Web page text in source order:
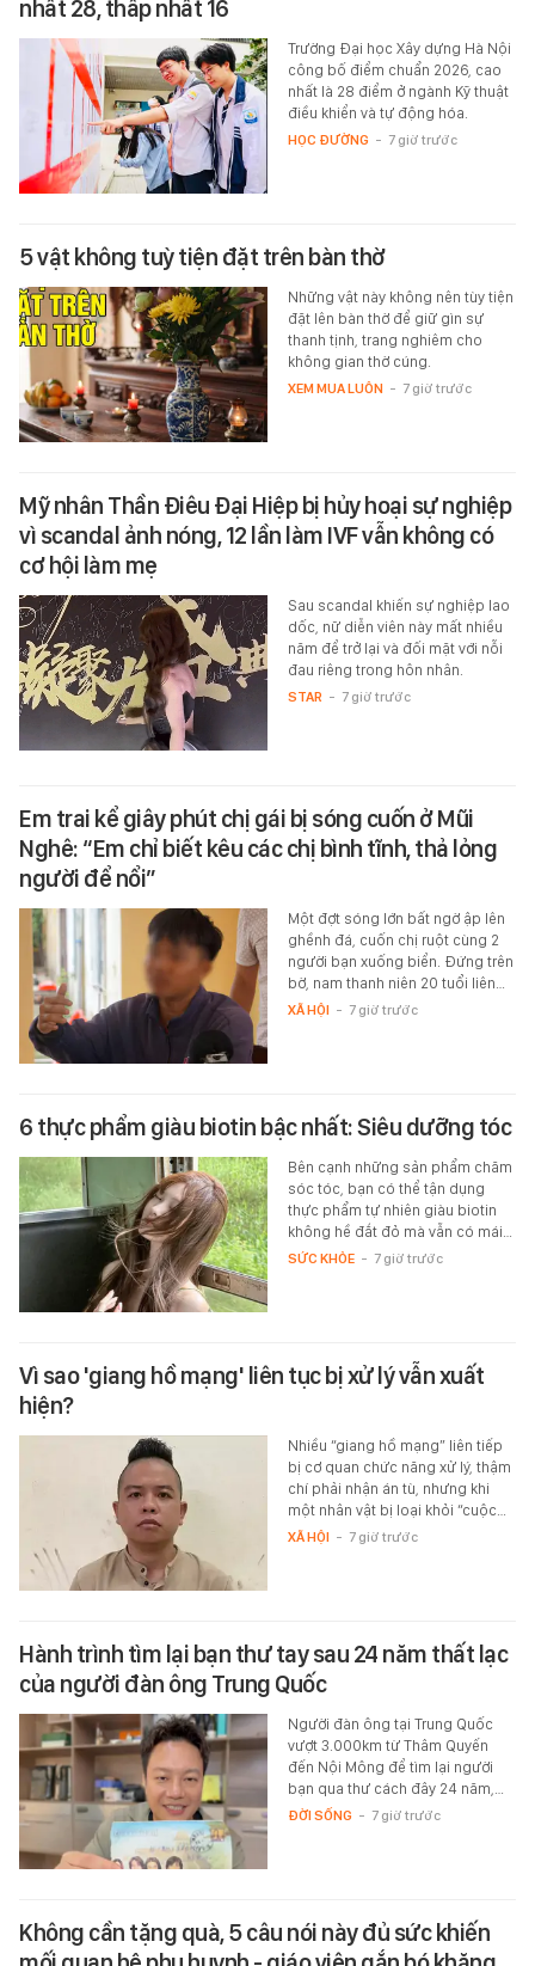
nhất 28, thấp nhất 16
Trường Đại học Xây dựng Hà Nội
công bố điểm chuẩn 2026, cao
nhất là 28 điểm ở ngành Kỹ thuật
điều khiển và tự động hóa.
HỌC ĐƯỜNG - 7 giờ trước
5 vật không tuỳ tiện đặt trên bàn thờ
Những vật này không nên tùy tiện
đặt lên bàn thờ để giữ gìn sự
thanh tịnh, trang nghiêm cho
không gian thờ cúng.
XEM MUA LUÔN - 7 giờ trước
Mỹ nhân Thần Điêu Đại Hiệp bị hủy hoại sự nghiệp
vì scandal ảnh nóng, 12 lần làm IVF vẫn không có
cơ hội làm mẹ
Sau scandal khiến sự nghiệp lao
dốc, nữ diễn viên này mất nhiều
năm để trở lại và đối mặt với nỗi
đau riêng trong hôn nhân.
STAR - 7 giờ trước
Em trai kể giây phút chị gái bị sóng cuốn ở Mũi
Nghê: “Em chỉ biết kêu các chị bình tĩnh, thả lỏng
người để nổi”
Một đợt sóng lớn bất ngờ ập lên
ghềnh đá, cuốn chị ruột cùng 2
người bạn xuống biển. Đứng trên
bờ, nam thanh niên 20 tuổi liên…
XÃ HỘI - 7 giờ trước
6 thực phẩm giàu biotin bậc nhất: Siêu dưỡng tóc
Bên cạnh những sản phẩm chăm
sóc tóc, bạn có thể tận dụng
thực phẩm tự nhiên giàu biotin
không hề đắt đỏ mà vẫn có mái…
SỨC KHỎE - 7 giờ trước
Vì sao 'giang hồ mạng' liên tục bị xử lý vẫn xuất
hiện?
Nhiều “giang hồ mạng” liên tiếp
bị cơ quan chức năng xử lý, thậm
chí phải nhận án tù, nhưng khi
một nhân vật bị loại khỏi “cuộc…
XÃ HỘI - 7 giờ trước
Hành trình tìm lại bạn thư tay sau 24 năm thất lạc
của người đàn ông Trung Quốc
Người đàn ông tại Trung Quốc
vượt 3.000km từ Thâm Quyến
đến Nội Mông để tìm lại người
bạn qua thư cách đây 24 năm,…
ĐỜI SỐNG - 7 giờ trước
Không cần tặng quà, 5 câu nói này đủ sức khiến